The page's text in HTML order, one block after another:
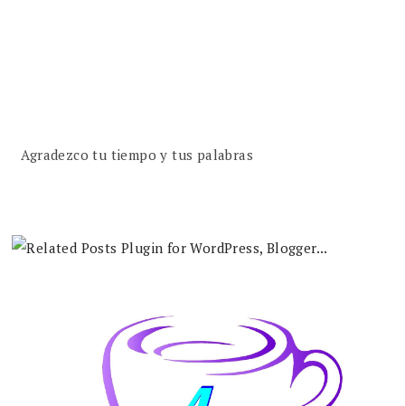
Agradezco tu tiempo y tus palabras